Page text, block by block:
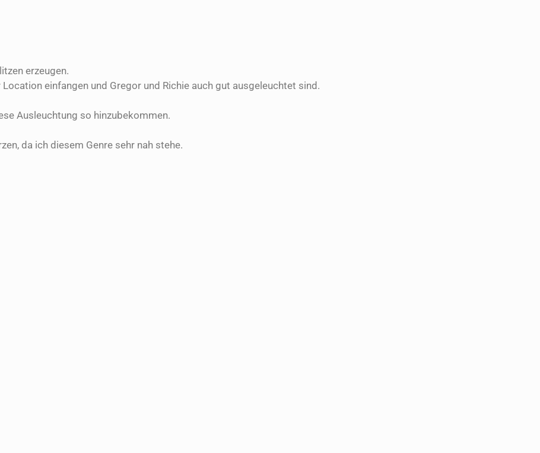
erzeugen.
einfangen und Gregor und Richie auch gut ausgeleuchtet sind.
Ausleuchtung so hinzubekommen.
da ich diesem Genre sehr nah stehe.